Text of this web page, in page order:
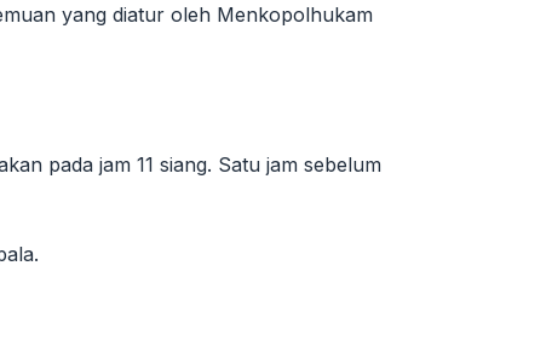
yang diatur oleh Menkopolhukam
pada jam 11 siang. Satu jam sebelum